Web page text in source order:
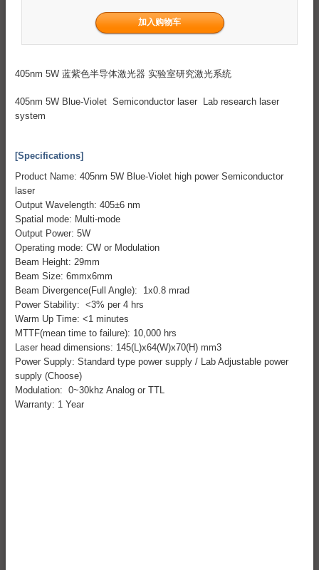
405nm 5W 蓝紫色半导体激光器 实验室研究激光系统
405nm 5W Blue-Violet Semiconductor laser Lab research laser
system
[Specifications]
Product Name: 405nm 5W Blue-Violet high power Semiconductor
laser
Output Wavelength: 405±6 nm
Spatial mode: Multi-mode
Output Power: 5W
Operating mode: CW or Modulation
Beam Height: 29mm
Beam Size: 6mmx6mm
Beam Divergence(Full Angle): 1x0.8 mrad
Power Stability: <3% per 4 hrs
Warm Up Time: <1 minutes
MTTF(mean time to failure): 10,000 hrs
Laser head dimensions: 145(L)x64(W)x70(H) mm3
Power Supply: Standard type power supply / Lab Adjustable power
supply (Choose)
Modulation: 0~30khz Analog or TTL
Warranty: 1 Year